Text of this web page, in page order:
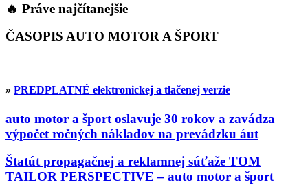
🔥 Práve najčítanejšie
ČASOPIS AUTO MOTOR A ŠPORT
» PREDPLATNÉ elektronickej a tlačenej verzie
auto motor a šport oslavuje 30 rokov a zavádza
výpočet ročných nákladov na prevádzku áut
Štatút propagačnej a reklamnej súťaže TOM
TAILOR PERSPECTIVE – auto motor a šport